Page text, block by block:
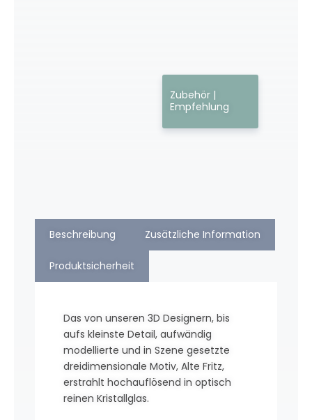
Zubehör |
Empfehlung
Beschreibung Zusätzliche Information
Produktsicherheit
Das von unseren 3D Designern, bis
aufs kleinste Detail, aufwändig
modellierte und in Szene gesetzte
dreidimensionale Motiv, Alte Fritz,
erstrahlt hochauflösend in optisch
reinen Kristallglas.